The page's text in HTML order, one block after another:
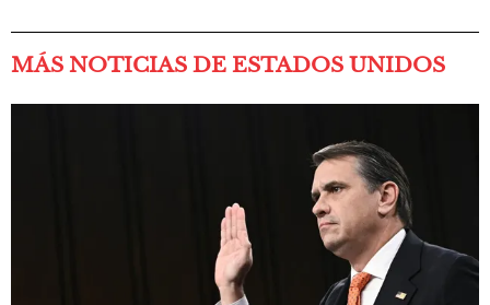
MÁS NOTICIAS DE ESTADOS UNIDOS